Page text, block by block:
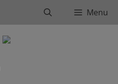
BuscarMenu